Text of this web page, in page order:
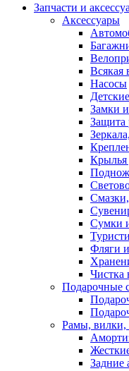
Запчасти и
Аксессуары
Всякая
Насосы
Замки
Защита
Крылья
Сумки
Фляги
Чистка
Подарочные
Рамы, вилки,
Задние